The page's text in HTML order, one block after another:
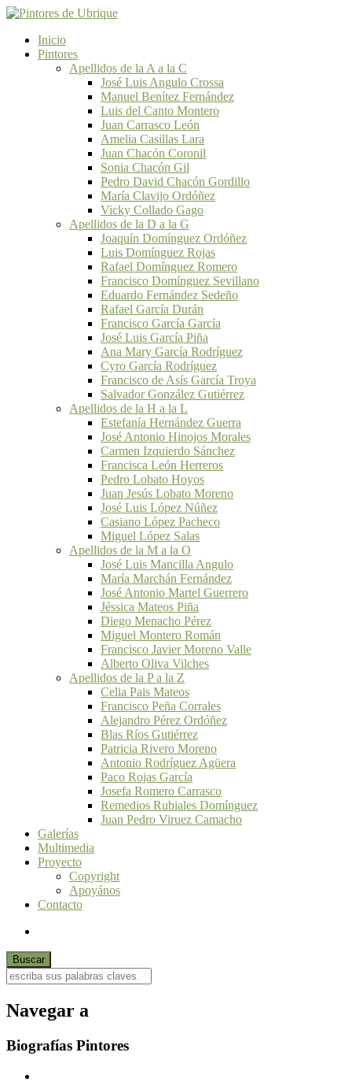
Inicio
Pintores
Apellidos de la A a la C
José Luis Angulo Crossa
Manuel Benítez Fernández
Luis del Canto Montero
Juan Carrasco León
Amelia Casillas Lara
Juan Chacón Coronil
Sonia Chacón Gil
Pedro David Chacón Gordillo
María Clavijo Ordóñez
Vicky Collado Gago
Apellidos de la D a la G
Joaquín Domínguez Ordóñez
Luis Domínguez Rojas
Rafael Domínguez Romero
Francisco Domínguez Sevillano
Eduardo Fernández Sedeño
Rafael García Durán
Francisco García García
José Luis García Piña
Ana Mary García Rodríguez
Cyro García Rodríguez
Francisco de Asís García Troya
Salvador González Gutiérrez
Apellidos de la H a la L
Estefanía Hernández Guerra
José Antonio Hinojos Morales
Carmen Izquierdo Sánchez
Francisca León Herreros
Pedro Lobato Hoyos
Juan Jesús Lobato Moreno
José Luis López Núñez
Casiano López Pacheco
Miguel López Salas
Apellidos de la M a la O
José Luis Mancilla Angulo
María Marchán Fernández
José Antonio Martel Guerrero
Jéssica Mateos Piña
Diego Menacho Pérez
Miguel Montero Román
Francisco Javier Moreno Valle
Alberto Oliva Vilches
Apellidos de la P a la Z
Celia Pais Mateos
Francisco Peña Corrales
Alejandro Pérez Ordóñez
Blas Ríos Gutiérrez
Patricia Rivero Moreno
Antonio Rodríguez Agüera
Paco Rojas García
Josefa Romero Carrasco
Remedios Rubiales Domínguez
Juan Pedro Viruez Camacho
Galerías
Multimedia
Proyecto
Copyright
Apoyános
Contacto
Navegar a
Biografías Pintores